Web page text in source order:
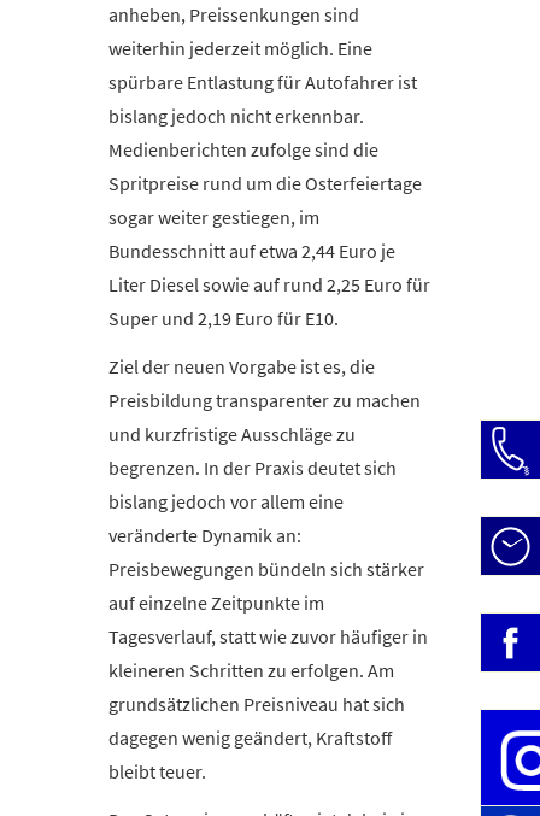
Fr:
»
anheben, Preissenkungen sind
weiterhin jederzeit möglich. Eine
spürbare Entlastung für Autofahrer ist
bislang jedoch nicht erkennbar.
Medienberichten zufolge sind die
Spritpreise rund um die Osterfeiertage
sogar weiter gestiegen, im
Bundesschnitt auf etwa 2,44 Euro je
Liter Diesel sowie auf rund 2,25 Euro für
Super und 2,19 Euro für E10.
Ziel der neuen Vorgabe ist es, die
Preisbildung transparenter zu machen
und kurzfristige Ausschläge zu
begrenzen. In der Praxis deutet sich
bislang jedoch vor allem eine
veränderte Dynamik an:
Preisbewegungen bündeln sich stärker
auf einzelne Zeitpunkte im
Tagesverlauf, statt wie zuvor häufiger in
kleineren Schritten zu erfolgen. Am
grundsätzlichen Preisniveau hat sich
dagegen wenig geändert, Kraftstoff
bleibt teuer.